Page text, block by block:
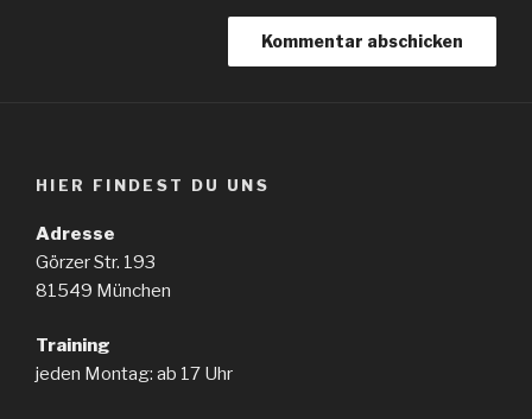
HIER FINDEST DU UNS
Adresse
Görzer Str. 193
81549 München
Training
jeden Montag: ab 17 Uhr